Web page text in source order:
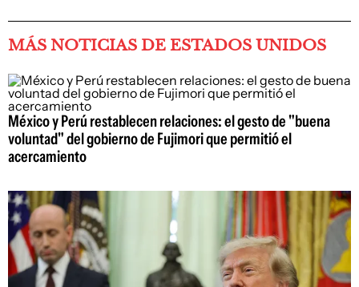
MÁS NOTICIAS DE ESTADOS UNIDOS
México y Perú restablecen relaciones: el gesto de "buena
voluntad" del gobierno de Fujimori que permitió el
acercamiento